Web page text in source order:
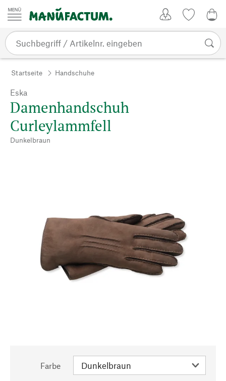
Zum Inhalt springen
Startseite Handschuhe
Eska
Damenhandschuh
Curleylammfell
Dunkelbraun
Farbe